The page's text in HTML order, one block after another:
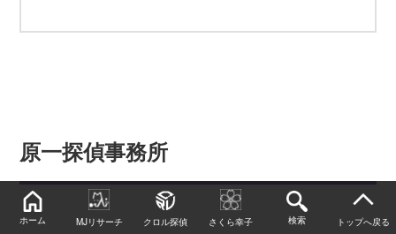
原一探偵事務所
ホーム MJリサーチ クロル探偵 さくら幸子 検索 トップへ戻る